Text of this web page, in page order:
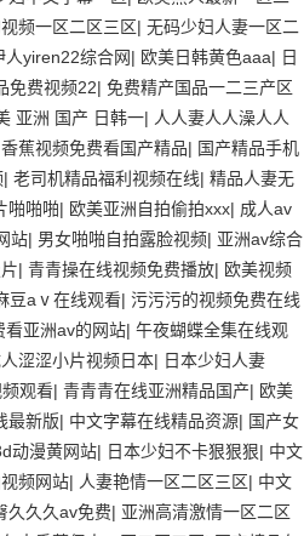
频一区二区三区| 无码少妇人妻一区二
人yiren22综合网| 欧美日韩黄色aaa| 日
免费视频22| 免费精产国品一二三产区
亚洲 国产 日韩一| 人人妻人人澡人人
香蕉视频免费看国产精品| 国产精品手机
| 老司机精品福利视频在线| 精品人妻无
啪啪啪| 欧美亚洲自拍偷拍xxx| 成人av
站| 男女啪啪自拍露脸视频| 亚洲av综合
| 青青操在线视频免费播放| 欧美视频
豆aⅴ在线观看| 污污污的视频免费在线
看亚洲av的网站| 午夜蝴蝶全集在线观
涩涩小片视频日本| 日本少妇人妻
观看| 青青青在线亚洲精品国产| 欧美
最新版| 中文字幕在线精品资源| 国产女
动漫黄网站| 日本少妇不卡狠狠狠| 中文
频网站| 人妻艳情一区二区三区| 中文
久久久av免费| 亚洲高清激情一区二区